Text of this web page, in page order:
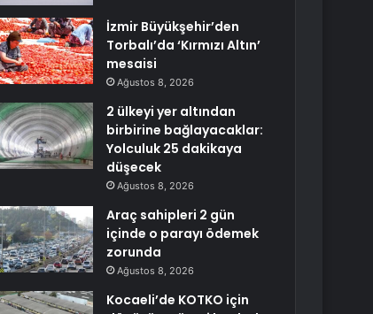
İzmir Büyükşehir’den
Torbalı’da ‘Kırmızı Altın’
mesaisi
Ağustos 8, 2026
2 ülkeyi yer altından
birbirine bağlayacaklar:
Yolculuk 25 dakikaya
düşecek
Ağustos 8, 2026
Araç sahipleri 2 gün
içinde o parayı ödemek
zorunda
Ağustos 8, 2026
Kocaeli’de KOTKO için